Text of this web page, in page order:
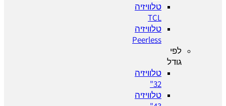
טלוויזיה
טלוויזיה
Peerless
לפי
טלוויזיה
טלוויזיה